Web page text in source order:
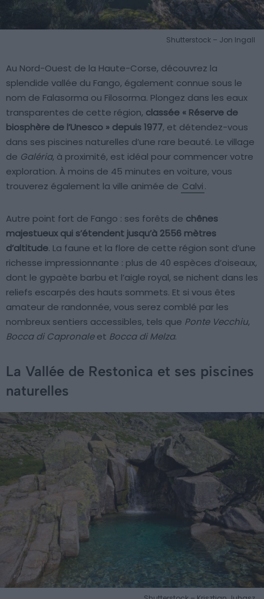
Shutterstock – Jon Ingall
Au Nord-Ouest de la Haute-Corse, découvrez la
splendide vallée du Fango, également connue sous le
nom de Falasorma ou Filosorma. Plongez dans les eaux
transparentes de cette région, classée « Réserve de
biosphère de l’Unesco » depuis 1977, et détendez-vous
dans ses piscines naturelles d’une rare beauté. Le village
de Galéria, à proximité, est idéal pour commencer votre
exploration. À moins de 45 minutes en voiture, vous
trouverez également la ville animée de Calvi.
Autre point fort de Fango : ses forêts de chênes
majestueux qui s’étendent jusqu’à 2556 mètres
d’altitude. La faune et la flore de cette région sont d’une
richesse impressionnante : plus de 40 espèces d’oiseaux,
dont le gypaète barbu et l’aigle royal, se nichent dans les
reliefs escarpés des hauts sommets. Et si vous êtes
amateur de randonnée, vous serez comblé par les
nombreux sentiers accessibles, tels que Ponte Vecchiu,
Bocca di Capronaleet Bocca di Melza.
La Vallée de Restonica et ses piscines
naturelles